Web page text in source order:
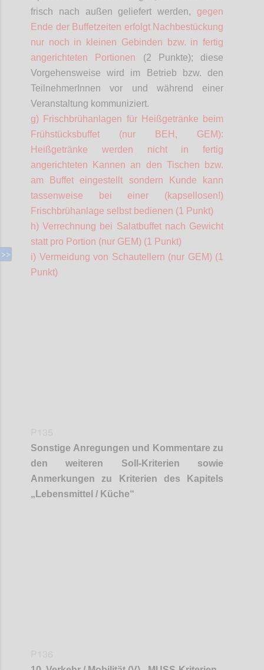
frisch nach außen geliefert werden, gegen
Ende der Buffetzeiten erfolgt Nachbestückung
nur noch in kleinen Gebinden bzw. in fertig
angerichteten Portionen (2 Punkte); diese
Vorgehensweise wird im Betrieb bzw. den
TeilnehmerInnen vor und während einer
Veranstaltung kommuniziert.
g) Frischbrühanlagen für Heißgetränke beim
Frühstücksbuffet (nur BEH, GEM):
Heißgetränke werden nicht in fertig
angerichteten Kannen an den Tischen bzw.
am Buffet eingestellt sondern Kunde kann
tassenweise bei einer (kapsellosen!)
Frischbrühanlage selbst bedienen (1 Punkt)
h) Verrechnung bei Salatbuffet nach Gewicht
statt pro Portion (nur GEM) (1 Punkt)
i) Vermeidung von Schautellern (nur GEM) (1
Punkt)
Sonstige Anregungen und Kommentare zu
den weiteren Soll-Kriterien sowie
Anmerkungen zu Kriterien des Kapitels
„ Lebensmittel / Küche“